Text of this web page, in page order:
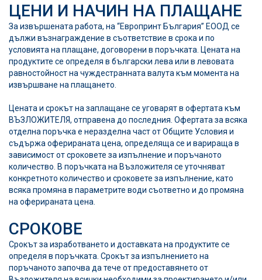
ЦЕНИ И НАЧИН НА ПЛАЩАНЕ
За извършената работа, на “Европринт България” ЕООД се
дължи възнаграждение в съответствие в срока и по
условията на плащане, договорени в поръчката. Цената на
продуктите се определя в български лева или в левовата
равностойност на чуждестранната валута към момента на
извършване на плащането.
Цената и срокът на заплащане се уговарят в офертата към
ВЪЗЛОЖИТЕЛЯ, отправена до последния. Офертата за всяка
отделна поръчка е неразделна част от Общите Условия и
съдържа оферираната цена, определяща се и варираща в
зависимост от сроковете за изпълнение и поръчаното
количество. В поръчката на Възложителя се уточняват
конкретното количество и сроковете за изпълнение, като
всяка промяна в параметрите води съответно и до промяна
на оферираната цена.
СРОКОВЕ
Срокът за изработването и доставката на продуктите се
определя в поръчката. Срокът за изпълнението на
поръчаното започва да тече от предоставянето от